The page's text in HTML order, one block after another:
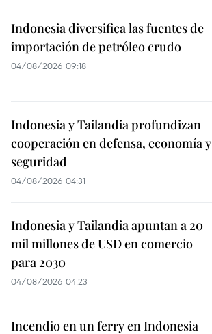
Indonesia diversifica las fuentes de
importación de petróleo crudo
04/08/2026 09:18
Indonesia y Tailandia profundizan
cooperación en defensa, economía y
seguridad
04/08/2026 04:31
Indonesia y Tailandia apuntan a 20
mil millones de USD en comercio
para 2030
04/08/2026 04:23
Incendio en un ferry en Indonesia